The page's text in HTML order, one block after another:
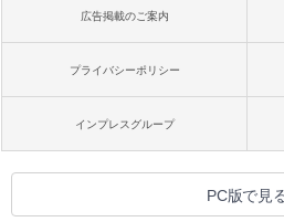
広告掲載のご案内
プライバシーポリシー
インプレスグループ
PC版で見